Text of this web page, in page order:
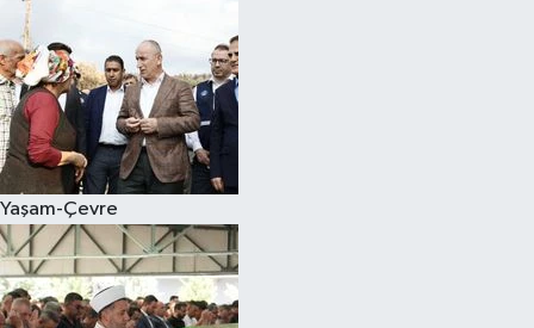
Yaşam-Çevre
Kültür Sanat
Sağlık
Siyaset
Teknoloji
Televizyon